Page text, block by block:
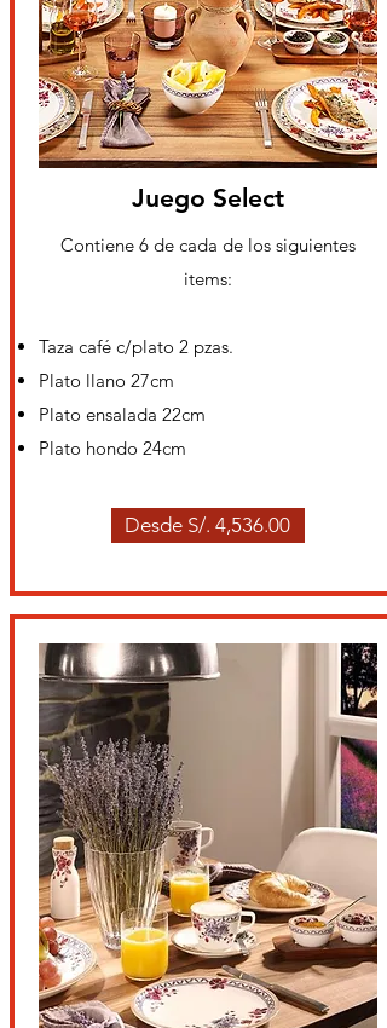
Juego Select
Contiene 6 de cada de los siguientes
items:
Taza café c/plato 2 pzas.
Plato llano 27cm
Plato ensalada 22cm
Plato hondo 24cm
Desde S/. 4,536.00